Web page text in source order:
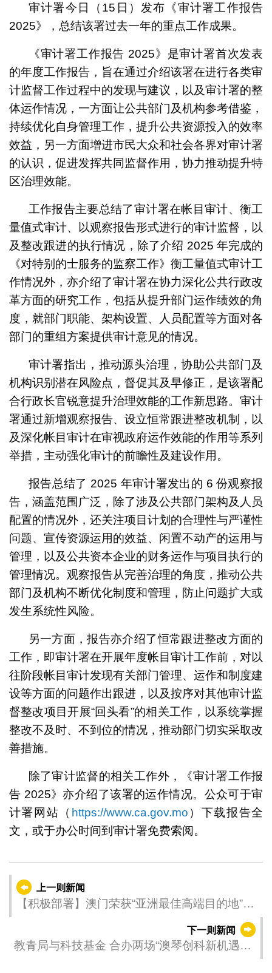
审计署今日（15日）发布《审计署工作报告
2025》，总结该署过去一年的重点工作成果。
《审计署工作报告 2025》是审计署首次发表
的年度工作报告，旨在通过介绍该署在进行各类审
计监督工作过程中的发现与建议，以及审计署的整
体运作情况，一方面让公共部门及机构参考借鉴，
持续优化自身管理工作，提升公共资源投入的效率
效益，另一方面增进市民大众和社会各界对审计署
的认识，促进发挥共同监督作用，协力推动提升特
区治理效能。
工作报告主要总结了审计署在帐目审计、衡工
量值式审计、以观察报告形式进行的审计监督，以
及整改跟进的执行情况，除了介绍 2025 年完成的
《对特别的士服务的监察工作》衡工量值式审计工
作情况外，亦介绍了审计署在协力深化公共行政改
革方面的研究工作，包括从提升部门运作绩效的角
度，就部门职能、架构设置、人员配置等方面对各
部门的重组方案提供审计意见的情况。
审计署指出，推动源头治理，协助公共部门及
机构识别潜在风险点，督促其及早修正，是该署配
合行政长官锐意提升治理效能的工作新思路。审计
署通过新增观察报告、设立恒常跟进整改机制，以
及深化帐目审计在审视政府运作效能的作用等系列
举措，主动强化审计的前瞻性及建设作用。
报告总结了 2025 年审计署发出的 6 份观察报
告，涵盖范围广泛，除了涉及公共部门架构及人员
配置的情况外，还关注项目计划的合理性与严谨性
问题、宣传资源运用的效益、闲置不动产的运用与
管理，以及公共资本企业的财务运作与项目执行的
管理情况。观察报告从完善治理的角度，推动公共
部门及机构不断优化制度和管理，防止问题扩大或
发生系统性风险。
另一方面，报告亦介绍了恒常跟进整改方面的
工作，即审计署在开展年度帐目审计工作前，对以
往阶段帐目审计发现有关部门管理、运作和制度建
设等方面的问题作出跟进，以及按序对其他审计监
督整改项目开展“回头看”的相关工作，以系统掌握
整改不及时、不到位的情况，推动部门切实采取改
善措施。
除了审计监督的相关工作外，《审计署工作报
告 2025》亦介绍了该署的运作情况。公众可于审
计署网站（ https://www.ca.gov.mo ）下载报告全
文，或于办公时间到审计署免费索阅。
上一则新闻
【积极部署】澳门荣获“亚洲最佳高端目的地”大
下一则新闻
教青局与科技基金 合办两场“澳琴创科新机遇—